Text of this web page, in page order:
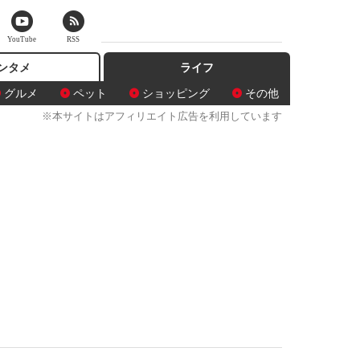
タメ
ライフ
グルメ
ペット ショッピング その他
※本サイトはアフィリエイト広告を利用しています
YouTube RSS